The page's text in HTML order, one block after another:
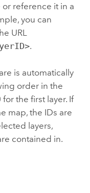
reference it in a
you can
URL
.
is automatically
order in the
the first layer. If
map, the IDs are
layers,
contained in.